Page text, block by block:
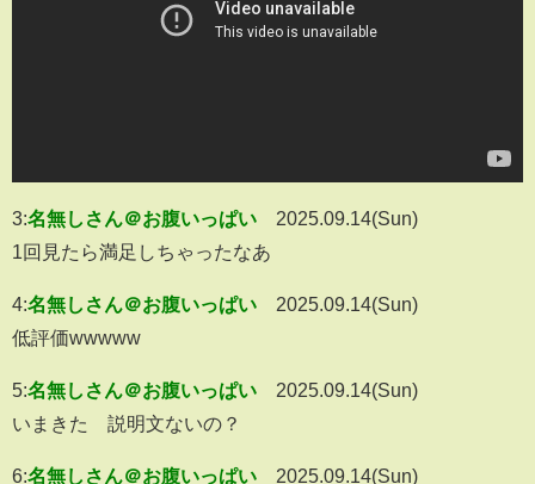
3:名無しさん＠お腹いっぱい
2025.09.14(Sun)
1回見たら満足しちゃったなあ
4:名無しさん＠お腹いっぱい
2025.09.14(Sun)
低評価wwwww
5:名無しさん＠お腹いっぱい
2025.09.14(Sun)
いまきた 説明文ないの？
6:名無しさん＠お腹いっぱい
2025.09.14(Sun)